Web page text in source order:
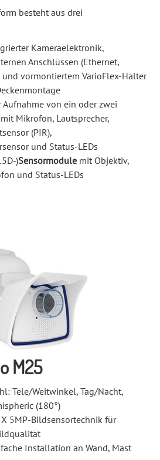
besteht aus drei
Kameraelektronik,
Anschlüssen (Ethernet,
und vormontiertem VarioFlex-Halter
von ein oder zwei
Mikrofon, Lautsprecher,
(PIR),
und Status-LEDs
)Sensormodule mit Objektiv,
und Status-LEDs
M25
Tele/Weitwinkel, Tag/Nacht,
(180°)
5MP-Bildsensortechnik für
Installation an Wand, Mast